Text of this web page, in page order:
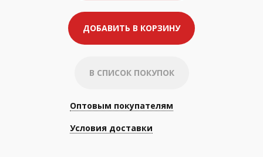
ДОБАВИТЬ В КОРЗИНУ
В СПИСОК ПОКУПОК
Оптовым покупателям
Условия доставки